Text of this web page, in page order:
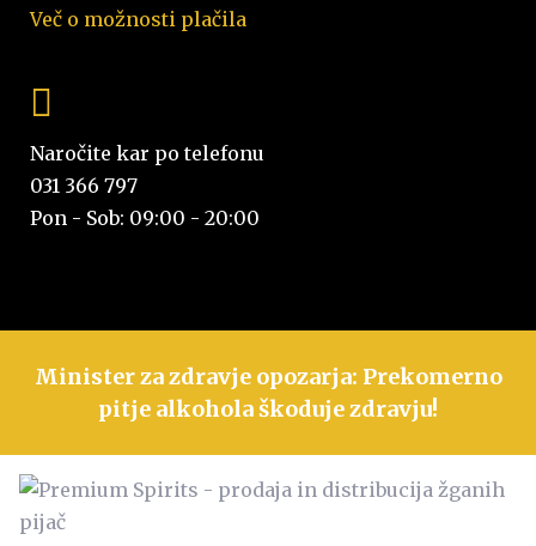
Več o možnosti plačila
Naročite kar po telefonu
031 366 797
Pon - Sob: 09:00 - 20:00
Minister za zdravje opozarja: Prekomerno
pitje alkohola škoduje zdravju!